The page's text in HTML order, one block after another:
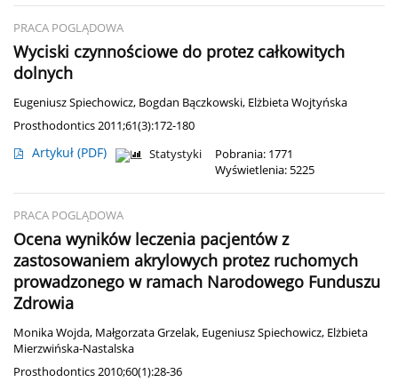
PRACA POGLĄDOWA
Wyciski czynnościowe do protez całkowitych
dolnych
Eugeniusz Spiechowicz, Bogdan Bączkowski, Elżbieta Wojtyńska
Prosthodontics 2011;61(3):172-180
Artykuł (PDF) Statystyki
Pobrania: 1771
Wyświetlenia: 5225
PRACA POGLĄDOWA
Ocena wyników leczenia pacjentów z
zastosowaniem akrylowych protez ruchomych
prowadzonego w ramach Narodowego Funduszu
Zdrowia
Monika Wojda, Małgorzata Grzelak, Eugeniusz Spiechowicz, Elżbieta
Mierzwińska-Nastalska
Prosthodontics 2010;60(1):28-36